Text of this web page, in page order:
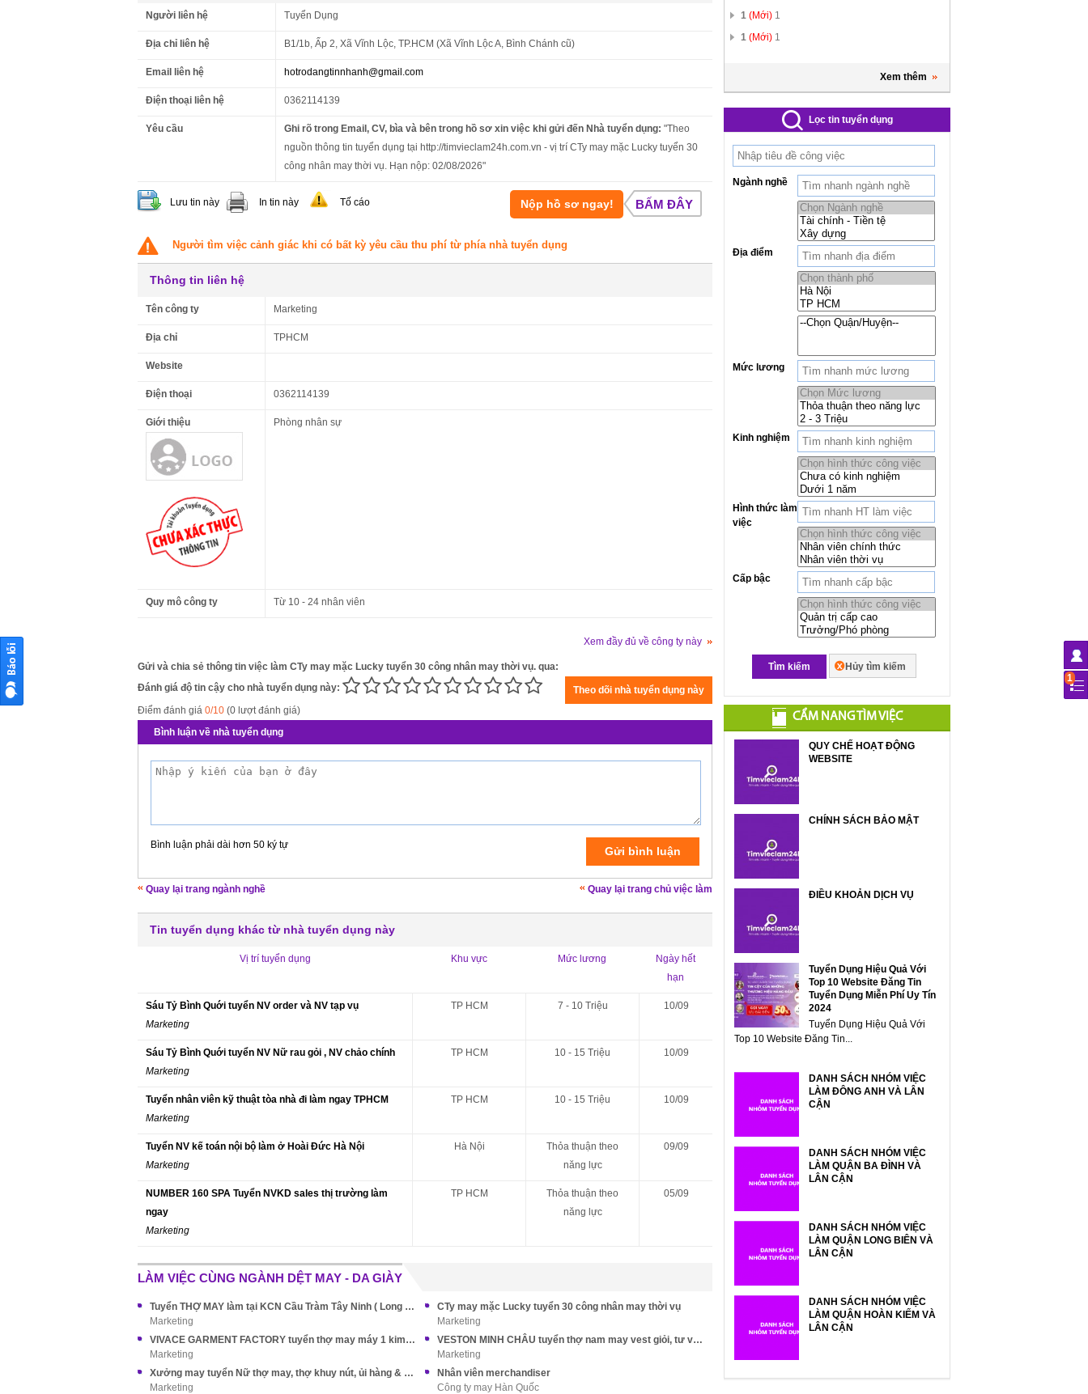
Người liên hệ Tuyển Dụng
Địa chỉ liên hệ B1/1b, Ấp 2, Xã Vĩnh Lộc, TP.HCM (Xã Vĩnh Lộc A, Bình Chánh cũ)
Email liên hệ hotrodangtinnhanh@gmail.com
Điện thoại liên hệ 0362114139
Yêu cầu Ghi rõ trong Email, CV, bìa và bên trong hồ sơ xin việc khi gửi đến Nhà tuyển dụng: "Theo
nguồn thông tin tuyển dụng tại http://timvieclam24h.com.vn - vị trí CTy may mặc Lucky tuyển 30
công nhân may thời vụ. Hạn nộp: 02/08/2026"
Lưu tin này In tin này Tố cáo Nộp hồ sơ ngay! BẤM ĐÂY
Người tìm việc cảnh giác khi có bất kỳ yêu cầu thu phí từ phía nhà tuyển dụng
Thông tin liên hệ
Tên công ty Marketing
Địa chỉ TPHCM
Website
Điện thoại 0362114139
Giới thiệu Phòng nhân sự
Quy mô công ty Từ 10 - 24 nhân viên
Xem đầy đủ về công ty này
Gửi và chia sẻ thông tin việc làm CTy may mặc Lucky tuyển 30 công nhân may thời vụ. qua:
Đánh giá độ tin cậy cho nhà tuyển dụng này:
Điểm đánh giá 0/10 (0 lượt đánh giá)
Bình luận về nhà tuyển dụng
Bình luận phải dài hơn 50 ký tự
Quay lại trang ngành nghề Quay lại trang chủ việc làm
Tin tuyển dụng khác từ nhà tuyển dụng này
Vị trí tuyển dụng Khu vực Mức lương
Ngày hết
hạn
Sáu Tỷ Bình Quới tuyển NV order và NV tạp vụ
Marketing
TP HCM 7 - 10 Triệu 10/09
Sáu Tỷ Bình Quới tuyển NV Nữ rau gỏi , NV chảo chính
Marketing
TP HCM 10 - 15 Triệu 10/09
Tuyển nhân viên kỹ thuật tòa nhà đi làm ngay TPHCM
Marketing
TP HCM 10 - 15 Triệu 10/09
Tuyển NV kế toán nội bộ làm ở Hoài Đức Hà Nội
Marketing
Hà Nội
Thỏa thuận theo
năng lực
09/09
NUMBER 160 SPA Tuyển NVKD sales thị trường làm
ngay
Marketing
TP HCM
Thỏa thuận theo
năng lực
05/09
LÀM VIỆC CÙNG NGÀNH DỆT MAY - DA GIÀY
Tuyển THỢ MAY làm tại KCN Cầu Tràm Tây Ninh ( Long An cũ )
Marketing
CTy may mặc Lucky tuyển 30 công nhân may thời vụ
Marketing
VIVACE GARMENT FACTORY tuyển thợ may máy 1 kim làm Tân Phú
Marketing
VESTON MINH CHÂU tuyển thợ nam may vest giỏi, tư vấn...
Marketing
Xưởng may tuyển Nữ thợ may, thợ khuy nút, ủi hàng & QC
Marketing
Nhân viên merchandiser
Công ty may Hàn Quốc
1 (Mới) 1
1 (Mới) 1
Xem thêm
Lọc tin tuyển dụng
Ngành nghề
Địa điểm
Mức lương
Kinh nghiệm
Hình thức làm
việc
Cấp bậc
Tìm kiếm Hủy tìm kiếm
CẨM NANG TÌM VIỆC
QUY CHẾ HOẠT ĐỘNG
WEBSITE
CHÍNH SÁCH BẢO MẬT
ĐIỀU KHOẢN DỊCH VỤ
Tuyển Dụng Hiệu Quả Với
Top 10 Website Đăng Tin
Tuyển Dụng Miễn Phí Uy Tín
2024
Tuyển Dụng Hiệu Quả Với
Top 10 Website Đăng Tin...
DANH SÁCH NHÓM VIỆC
LÀM ĐÔNG ANH VÀ LÂN
CẬN
DANH SÁCH NHÓM VIỆC
LÀM QUẬN BA ĐÌNH VÀ
LÂN CẬN
DANH SÁCH NHÓM VIỆC
LÀM QUẬN LONG BIÊN VÀ
LÂN CẬN
DANH SÁCH NHÓM VIỆC
LÀM QUẬN HOÀN KIẾM VÀ
LÂN CẬN
1